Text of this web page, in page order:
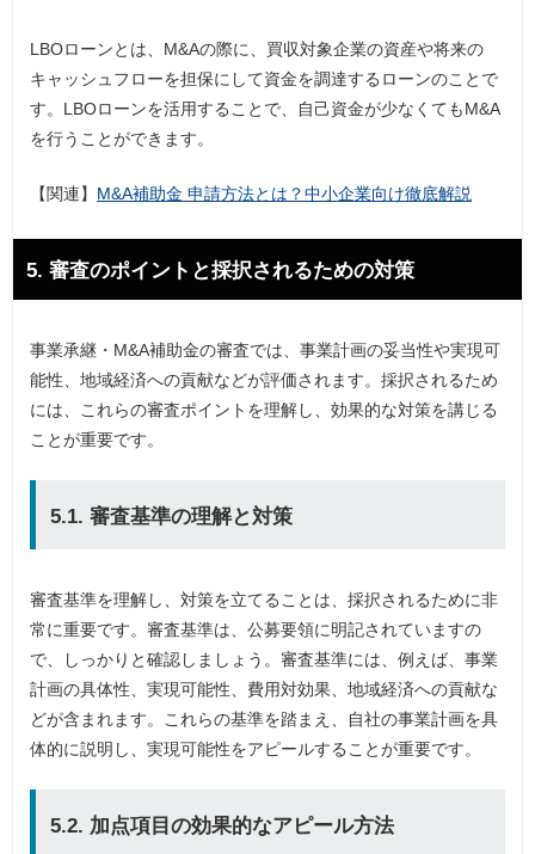
LBOローンとは、M&Aの際に、買収対象企業の資産や将来の
キャッシュフローを担保にして資金を調達するローンのことで
す。LBOローンを活用することで、自己資金が少なくてもM&A
を行うことができます。
【関連】 M&A補助金 申請方法とは？中小企業向け徹底解説
5. 審査のポイントと採択されるための対策
事業承継・M&A補助金の審査では、事業計画の妥当性や実現可
能性、地域経済への貢献などが評価されます。採択されるため
には、これらの審査ポイントを理解し、効果的な対策を講じる
ことが重要です。
5.1. 審査基準の理解と対策
審査基準を理解し、対策を立てることは、採択されるために非
常に重要です。審査基準は、公募要領に明記されていますの
で、しっかりと確認しましょう。審査基準には、例えば、事業
計画の具体性、実現可能性、費用対効果、地域経済への貢献な
どが含まれます。これらの基準を踏まえ、自社の事業計画を具
体的に説明し、実現可能性をアピールすることが重要です。
5.2. 加点項目の効果的なアピール方法